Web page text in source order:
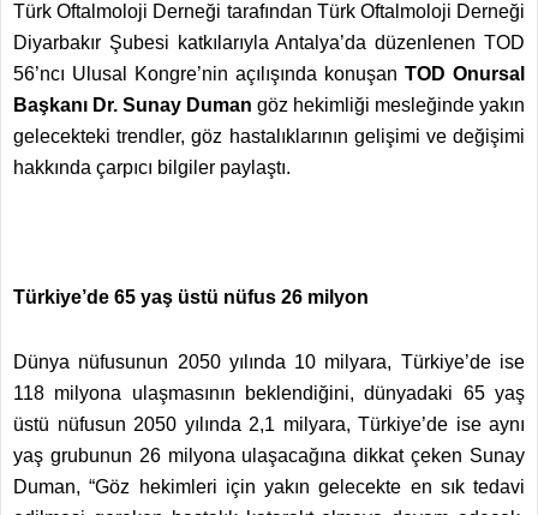
Türk Oftalmoloji Derneği tarafından Türk Oftalmoloji Derneği
Diyarbakır Şubesi katkılarıyla Antalya’da düzenlenen TOD
56’ncı Ulusal Kongre’nin açılışında konuşan TOD Onursal
Başkanı Dr. Sunay Duman göz hekimliği mesleğinde yakın
gelecekteki trendler, göz hastalıklarının gelişimi ve değişimi
hakkında çarpıcı bilgiler paylaştı.
Türkiye’de 65 yaş üstü nüfus 26 milyon
Dünya nüfusunun 2050 yılında 10 milyara, Türkiye’de ise
118 milyona ulaşmasının beklendiğini, dünyadaki 65 yaş
üstü nüfusun 2050 yılında 2,1 milyara, Türkiye’de ise aynı
yaş grubunun 26 milyona ulaşacağına dikkat çeken Sunay
Duman, “Göz hekimleri için yakın gelecekte en sık tedavi